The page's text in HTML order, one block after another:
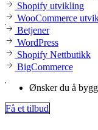
Shopify utvikling
WooCommerce
Betjener
WordPress
Shopify Nettbutikk
BigCommerce
Ønsker du å
Få et tilbud